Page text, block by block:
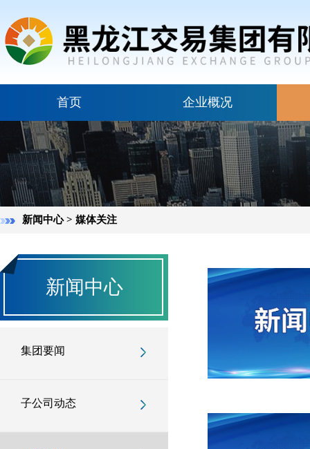
首页 企业概况
新闻中心 > 媒体关注
新闻中心
集团要闻
子公司动态